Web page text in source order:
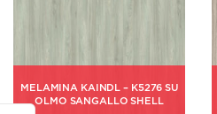
MELAMINA KAINDL – K5276 SU
OLMO SANGALLO SHELL